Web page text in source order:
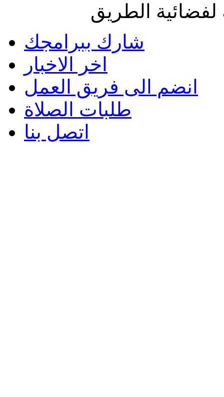
الطريق
شارك ببرامجك
اخر الاخبار
انضم الى فريق العمل
طلبات الصلاة
اتصل بنا